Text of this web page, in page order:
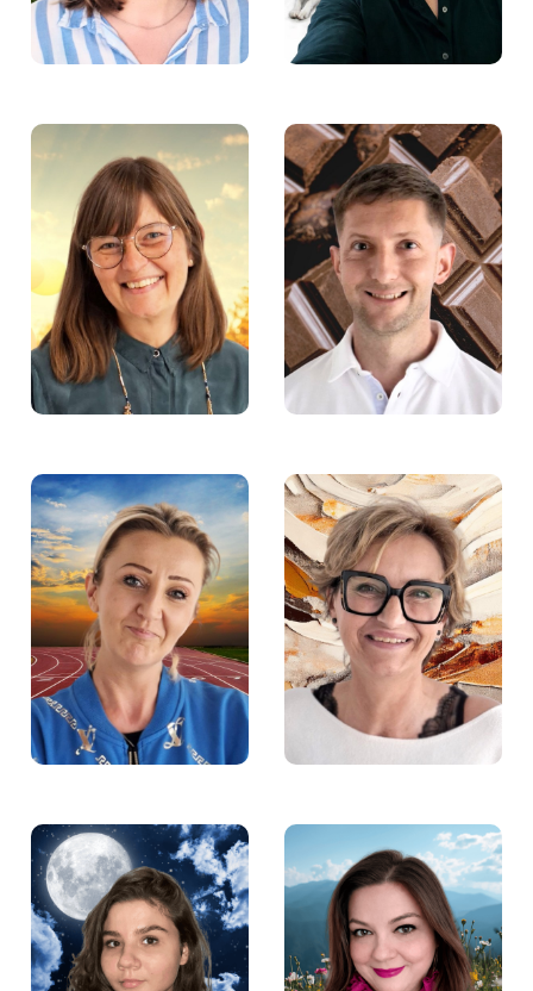
Anna Dąbek –
Pośredniczka pracy w
Fundacji Aktywności
Zawodowej
Łukasz Tebich –
Psycholog w Fundacji
Aktywności Zawodowej
Aleksandra Wójcik –
Pośredniczka pracy w
Fundacji Aktywności
Zawodowej
Agnieszka Lorek –
Doradczyni zawodowa
w Fundacji Aktywności
Zawodowej
Łucja Penk –
Specjalistka ds.
komunikacji w Fundacji
Anna Żłobecka –
Pośredniczka pracy w
Fundacji Aktywności